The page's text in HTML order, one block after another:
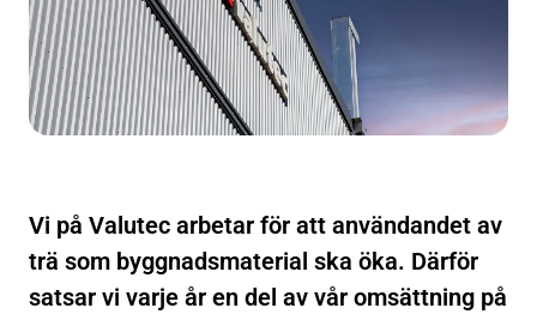
Vi på Valutec arbetar för att användandet av
trä som byggnadsmaterial ska öka. Därför
satsar vi varje år en del av vår omsättning på